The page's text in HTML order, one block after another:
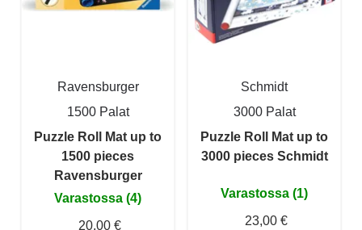
Ravensburger
1500 Palat
Puzzle Roll Mat up to
1500 pieces
Ravensburger
Varastossa (4)
20,00 €
Schmidt
3000 Palat
Puzzle Roll Mat up to
3000 pieces Schmidt
Varastossa (1)
23,00 €